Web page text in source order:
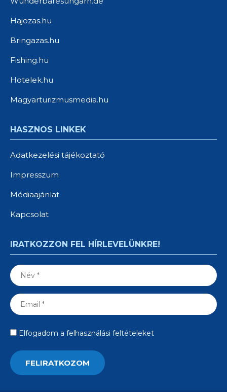
Hajozas.hu
Bringazas.hu
Fishing.hu
Hotelek.hu
Magyarturizmusmedia.hu
HASZNOS LINKEK
Adatkezelési tájékoztató
Impresszum
Médiaajánlat
Kapcsolat
IRATKOZZON FEL HÍRLEVELÜNKRE!
Elfogadom a felhasználási feltételeket